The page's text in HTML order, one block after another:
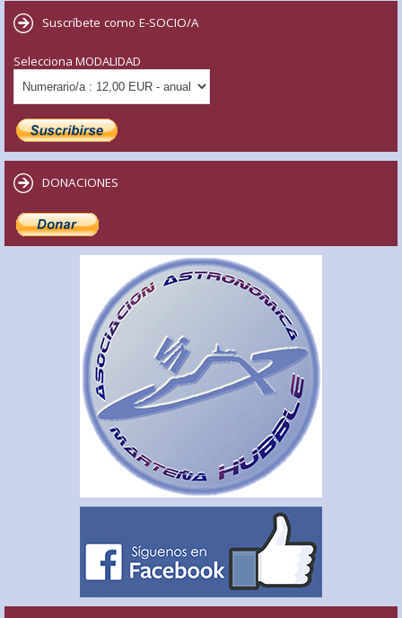
Suscríbete como E-SOCIO/A
Selecciona MODALIDAD
DONACIONES